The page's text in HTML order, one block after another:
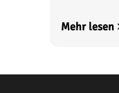
Mehr lesen